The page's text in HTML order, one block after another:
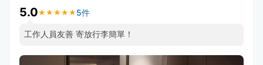
5.0★ ★ ★ ★ ★
★ ★ ★ ★ ★ 5件
工作人員友善 寄放行李簡單！